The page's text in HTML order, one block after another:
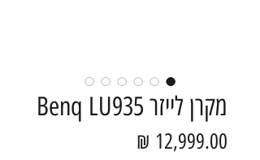
מקרן לייזר Benq LU935